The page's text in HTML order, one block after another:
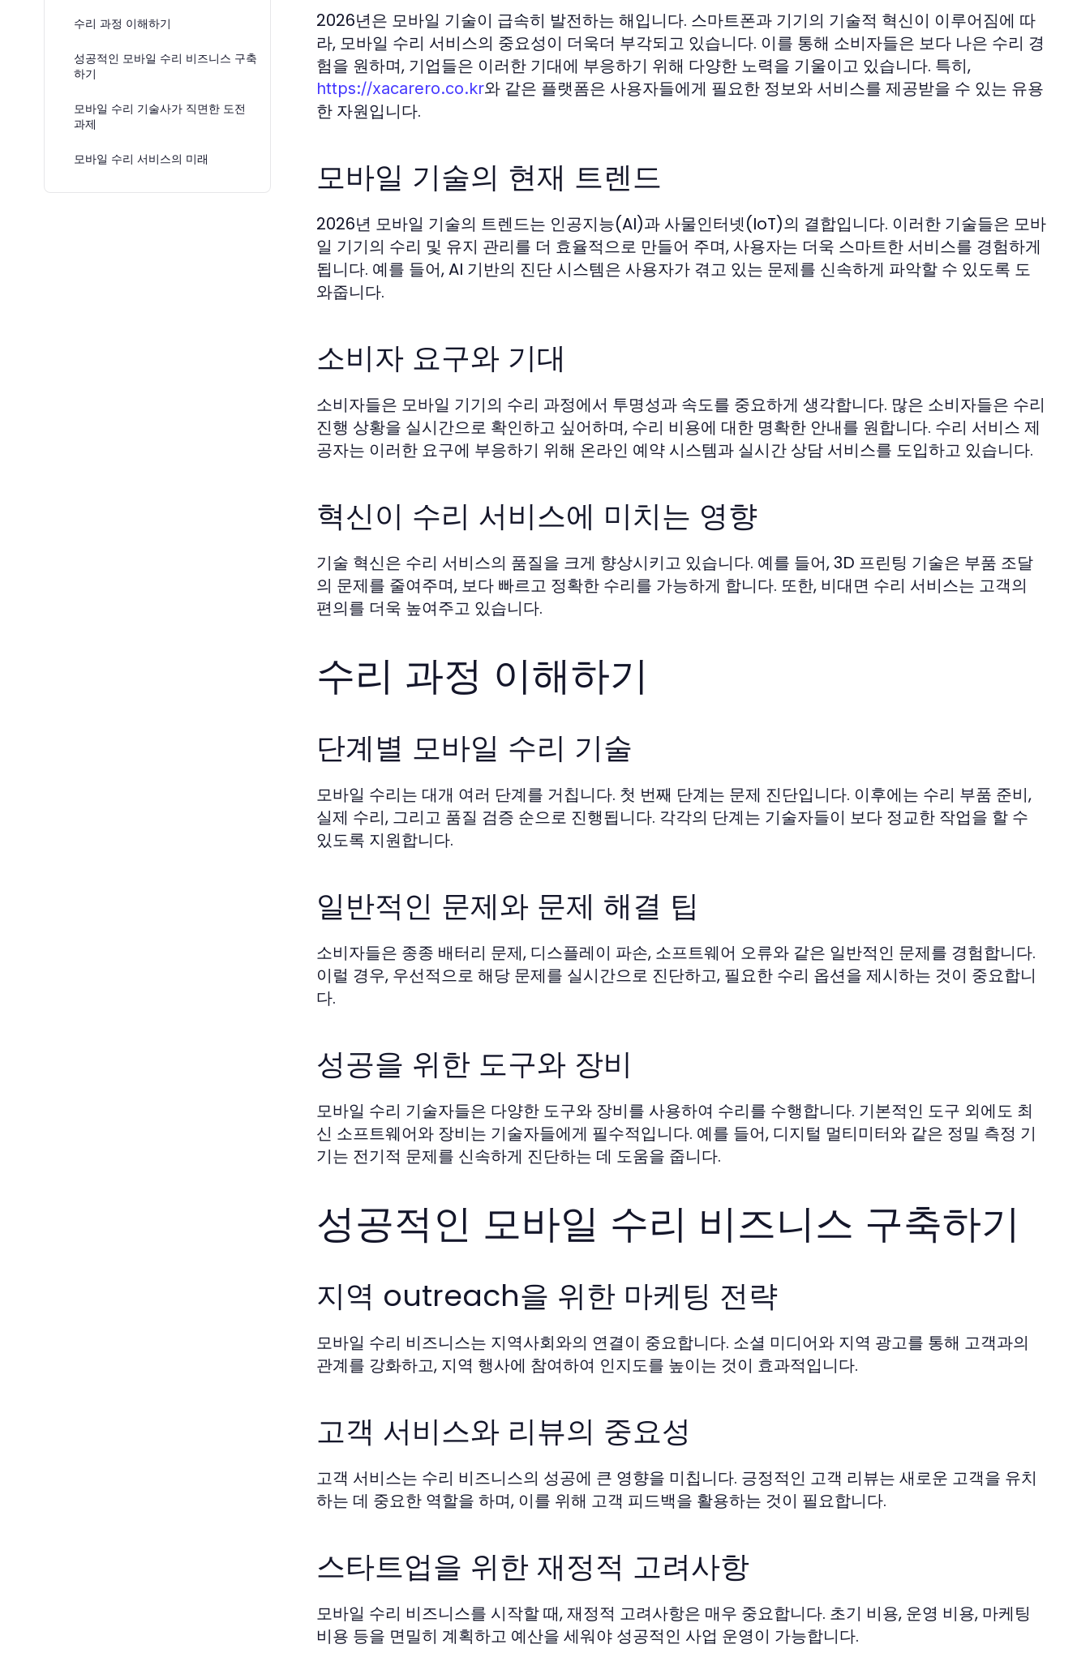
수리 과정 이해하기
성공적인 모바일 수리 비즈니스 구축
하기
모바일 수리 기술사가 직면한 도전
과제
모바일 수리 서비스의 미래
2026년은 모바일 기술이 급속히 발전하는 해입니다. 스마트폰과 기기의 기술적 혁신이 이루어짐에 따
라, 모바일 수리 서비스의 중요성이 더욱더 부각되고 있습니다. 이를 통해 소비자들은 보다 나은 수리 경
험을 원하며, 기업들은 이러한 기대에 부응하기 위해 다양한 노력을 기울이고 있습니다. 특히,
https://xacarero.co.kr와 같은 플랫폼은 사용자들에게 필요한 정보와 서비스를 제공받을 수 있는 유용
한 자원입니다.
모바일 기술의 현재 트렌드
2026년 모바일 기술의 트렌드는 인공지능(AI)과 사물인터넷(IoT)의 결합입니다. 이러한 기술들은 모바
일 기기의 수리 및 유지 관리를 더 효율적으로 만들어 주며, 사용자는 더욱 스마트한 서비스를 경험하게
됩니다. 예를 들어, AI 기반의 진단 시스템은 사용자가 겪고 있는 문제를 신속하게 파악할 수 있도록 도
와줍니다.
소비자 요구와 기대
소비자들은 모바일 기기의 수리 과정에서 투명성과 속도를 중요하게 생각합니다. 많은 소비자들은 수리
진행 상황을 실시간으로 확인하고 싶어하며, 수리 비용에 대한 명확한 안내를 원합니다. 수리 서비스 제
공자는 이러한 요구에 부응하기 위해 온라인 예약 시스템과 실시간 상담 서비스를 도입하고 있습니다.
혁신이 수리 서비스에 미치는 영향
기술 혁신은 수리 서비스의 품질을 크게 향상시키고 있습니다. 예를 들어, 3D 프린팅 기술은 부품 조달
의 문제를 줄여주며, 보다 빠르고 정확한 수리를 가능하게 합니다. 또한, 비대면 수리 서비스는 고객의
편의를 더욱 높여주고 있습니다.
수리 과정 이해하기
단계별 모바일 수리 기술
모바일 수리는 대개 여러 단계를 거칩니다. 첫 번째 단계는 문제 진단입니다. 이후에는 수리 부품 준비,
실제 수리, 그리고 품질 검증 순으로 진행됩니다. 각각의 단계는 기술자들이 보다 정교한 작업을 할 수
있도록 지원합니다.
일반적인 문제와 문제 해결 팁
소비자들은 종종 배터리 문제, 디스플레이 파손, 소프트웨어 오류와 같은 일반적인 문제를 경험합니다.
이럴 경우, 우선적으로 해당 문제를 실시간으로 진단하고, 필요한 수리 옵션을 제시하는 것이 중요합니
다.
성공을 위한 도구와 장비
모바일 수리 기술자들은 다양한 도구와 장비를 사용하여 수리를 수행합니다. 기본적인 도구 외에도 최
신 소프트웨어와 장비는 기술자들에게 필수적입니다. 예를 들어, 디지털 멀티미터와 같은 정밀 측정 기
기는 전기적 문제를 신속하게 진단하는 데 도움을 줍니다.
성공적인 모바일 수리 비즈니스 구축하기
지역 outreach을 위한 마케팅 전략
모바일 수리 비즈니스는 지역사회와의 연결이 중요합니다. 소셜 미디어와 지역 광고를 통해 고객과의
관계를 강화하고, 지역 행사에 참여하여 인지도를 높이는 것이 효과적입니다.
고객 서비스와 리뷰의 중요성
고객 서비스는 수리 비즈니스의 성공에 큰 영향을 미칩니다. 긍정적인 고객 리뷰는 새로운 고객을 유치
하는 데 중요한 역할을 하며, 이를 위해 고객 피드백을 활용하는 것이 필요합니다.
스타트업을 위한 재정적 고려사항
모바일 수리 비즈니스를 시작할 때, 재정적 고려사항은 매우 중요합니다. 초기 비용, 운영 비용, 마케팅
비용 등을 면밀히 계획하고 예산을 세워야 성공적인 사업 운영이 가능합니다.